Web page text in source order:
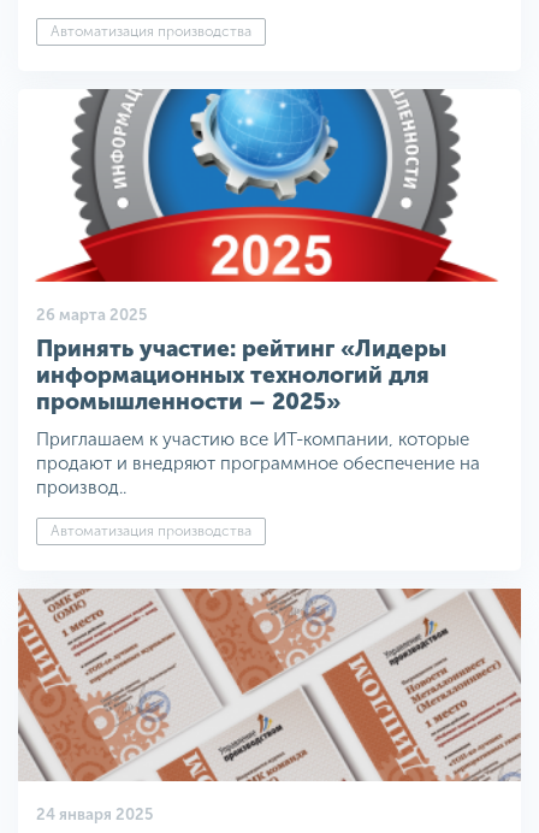
Автоматизация производства
26 марта 2025
Принять участие: рейтинг «Лидеры
информационных технологий для
промышленности – 2025»
Приглашаем к участию все ИТ-компании, которые
продают и внедряют программное обеспечение на
производ..
Автоматизация производства
24 января 2025